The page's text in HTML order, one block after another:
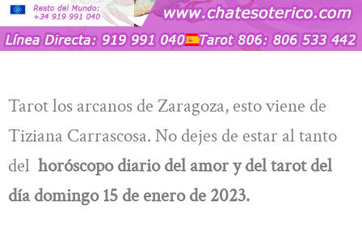
Tarot los arcanos de Zaragoza, esto viene de
Tiziana Carrascosa. No dejes de estar al tanto
del horóscopo diario del amor y del tarot del
día domingo 15 de enero de 2023.